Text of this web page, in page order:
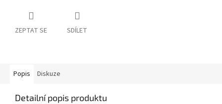
ZEPTAT SE SDÍLET
Popis Diskuze
Detailní popis produktu